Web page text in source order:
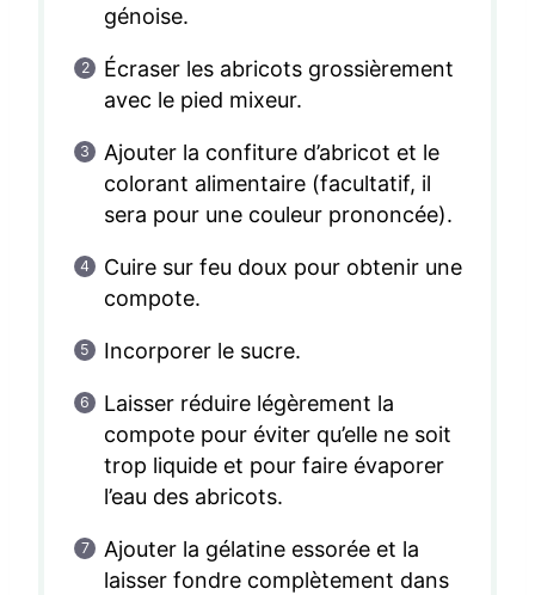
génoise.
Écraser les abricots grossièrement
avec le pied mixeur.
Ajouter la confiture d’abricot et le
colorant alimentaire (facultatif, il
sera pour une couleur prononcée).
Cuire sur feu doux pour obtenir une
compote.
Incorporer le sucre.
Laisser réduire légèrement la
compote pour éviter qu’elle ne soit
trop liquide et pour faire évaporer
l’eau des abricots.
Ajouter la gélatine essorée et la
laisser fondre complètement dans